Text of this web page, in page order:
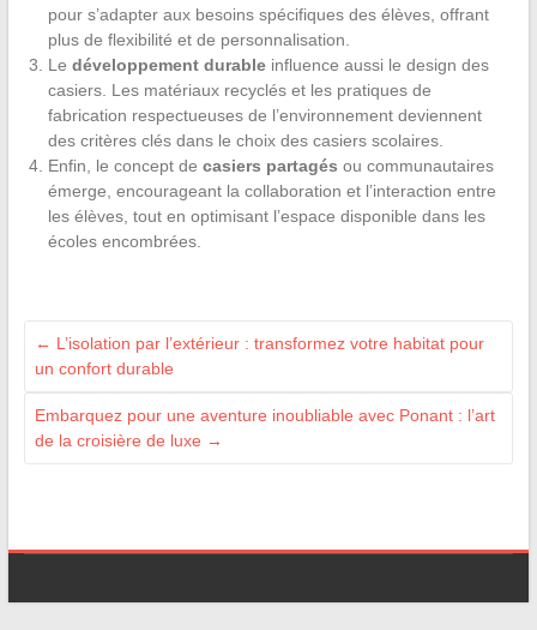
pour s’adapter aux besoins spécifiques des élèves, offrant
plus de flexibilité et de personnalisation.
Le développement durableinfluence aussi le design des
casiers. Les matériaux recyclés et les pratiques de
fabrication respectueuses de l’environnement deviennent
des critères clés dans le choix des casiers scolaires.
Enfin, le concept de casiers partagés ou communautaires
émerge, encourageant la collaboration et l’interaction entre
les élèves, tout en optimisant l’espace disponible dans les
écoles encombrées.
← L’isolation par l’extérieur : transformez votre habitat pour
un confort durable
Embarquez pour une aventure inoubliable avec Ponant : l’art
de la croisière de luxe →